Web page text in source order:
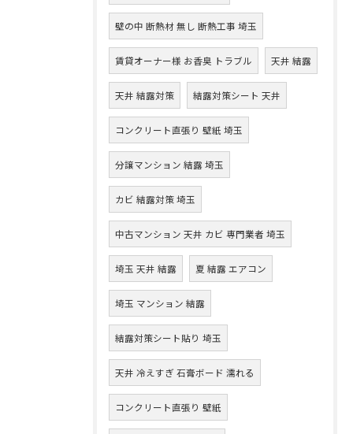
壁の中 断熱材 無し 断熱工事 埼玉
賃貸オーナー様 お香臭 トラブル 天井 結露
天井 結露対策 結露対策シート 天井
コンクリート直張り 壁紙 埼玉
分譲マンション 結露 埼玉
カビ 結露対策 埼玉
中古マンション 天井 カビ 専門業者 埼玉
埼玉 天井 結露 夏 結露 エアコン
埼玉 マンション 結露
結露対策シート貼り 埼玉
天井 冷えすぎ 石膏ボード 濡れる
コンクリート直張り 壁紙